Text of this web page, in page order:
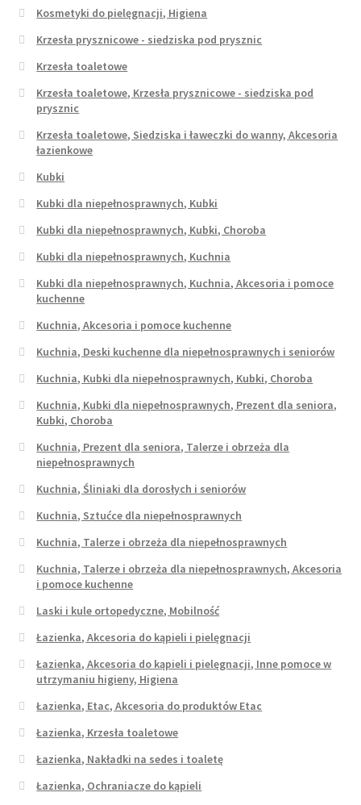
Kosmetyki do pielęgnacji, Higiena
Krzesła prysznicowe - siedziska pod prysznic
Krzesła toaletowe
Krzesła toaletowe, Krzesła prysznicowe - siedziska pod
prysznic
Krzesła toaletowe, Siedziska i ławeczki do wanny, Akcesoria
łazienkowe
Kubki
Kubki dla niepełnosprawnych, Kubki
Kubki dla niepełnosprawnych, Kubki, Choroba
Kubki dla niepełnosprawnych, Kuchnia
Kubki dla niepełnosprawnych, Kuchnia, Akcesoria i pomoce
kuchenne
Kuchnia, Akcesoria i pomoce kuchenne
Kuchnia, Deski kuchenne dla niepełnosprawnych i seniorów
Kuchnia, Kubki dla niepełnosprawnych, Kubki, Choroba
Kuchnia, Kubki dla niepełnosprawnych, Prezent dla seniora,
Kubki, Choroba
Kuchnia, Prezent dla seniora, Talerze i obrzeża dla
niepełnosprawnych
Kuchnia, Śliniaki dla dorosłych i seniorów
Kuchnia, Sztućce dla niepełnosprawnych
Kuchnia, Talerze i obrzeża dla niepełnosprawnych
Kuchnia, Talerze i obrzeża dla niepełnosprawnych, Akcesoria
i pomoce kuchenne
Laski i kule ortopedyczne, Mobilność
Łazienka, Akcesoria do kąpieli i pielęgnacji
Łazienka, Akcesoria do kąpieli i pielęgnacji, Inne pomoce w
utrzymaniu higieny, Higiena
Łazienka, Etac, Akcesoria do produktów Etac
Łazienka, Krzesła toaletowe
Łazienka, Nakładki na sedes i toaletę
Łazienka, Ochraniacze do kąpieli